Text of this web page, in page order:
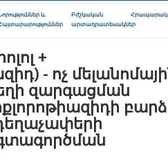
և
Բժշկական
արտադրատեսակներ
+
- ոչ
զարգացման